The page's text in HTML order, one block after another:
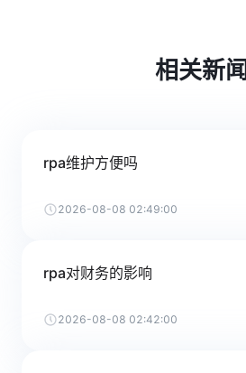
相关新闻
rpa维护方便吗
2026-08-08 02:49:00
rpa对财务的影响
2026-08-08 02:42:00